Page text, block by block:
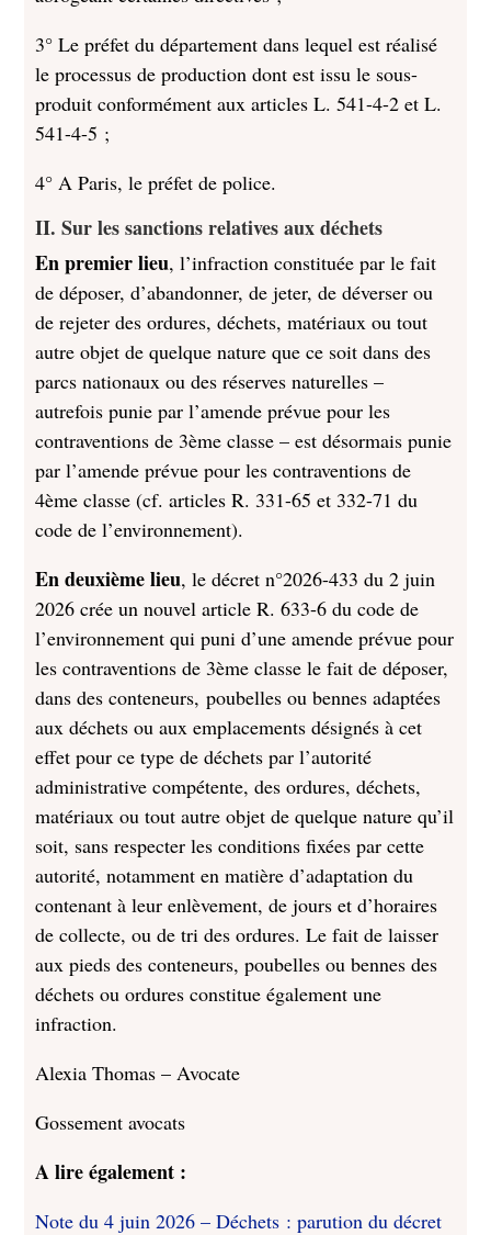
3° Le préfet du département dans lequel est réalisé
le processus de production dont est issu le sous-
produit conformément aux articles L. 541-4-2 et L.
541-4-5 ;
4° A Paris, le préfet de police.
II. Sur les sanctions relatives aux déchets
En premier lieu, l’infraction constituée par le fait
de déposer, d’abandonner, de jeter, de déverser ou
de rejeter des ordures, déchets, matériaux ou tout
autre objet de quelque nature que ce soit dans des
parcs nationaux ou des réserves naturelles –
autrefois punie par l’amende prévue pour les
contraventions de 3ème classe – est désormais punie
par l’amende prévue pour les contraventions de
4ème classe (cf. articles R. 331-65 et 332-71 du
code de l’environnement).
En deuxième lieu, le décret n°2026-433 du 2 juin
2026 crée un nouvel article R. 633-6 du code de
l’environnement qui puni d’une amende prévue pour
les contraventions de 3ème classe le fait de déposer,
dans des conteneurs, poubelles ou bennes adaptées
aux déchets ou aux emplacements désignés à cet
effet pour ce type de déchets par l’autorité
administrative compétente, des ordures, déchets,
matériaux ou tout autre objet de quelque nature qu’il
soit, sans respecter les conditions fixées par cette
autorité, notamment en matière d’adaptation du
contenant à leur enlèvement, de jours et d’horaires
de collecte, ou de tri des ordures. Le fait de laisser
aux pieds des conteneurs, poubelles ou bennes des
déchets ou ordures constitue également une
infraction.
Alexia Thomas – Avocate
Gossement avocats
A lire également :
Note du 4 juin 2026 – Déchets : parution du décret